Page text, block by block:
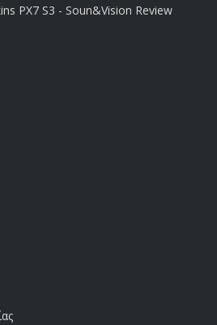
PX7 S3 - Soun&Vision Review